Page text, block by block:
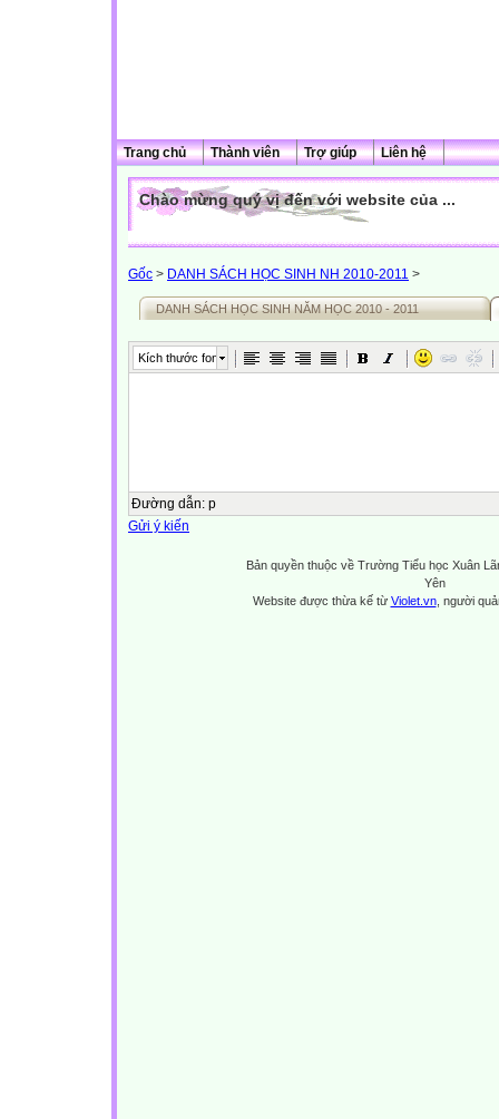
Trang chủ Thành viên Trợ giúp Liên hệ
Chào mừng quý vị đến với website của ...
Gốc > DANH SÁCH HỌC SINH NH 2010-2011 >
DANH SÁCH HỌC SINH NĂM HỌC 2010 - 2011
Kích thước font
Đường dẫn: p
Gửi ý kiến
Bản quyền thuộc về Trường Tiểu học Xuân
Yên
Website được thừa kế từ Violet.vn, người